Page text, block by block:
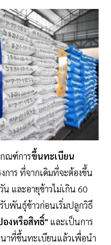
ณฑ์การขึ้นทะเบียน
การ ที่จากเดิมที่จะต้องขึ้น
และอายุข้าวไม่เกิน 60
บพันธุ์ข้าวก่อนเริ่มปลูกวิธี
องหรือสิทธิ์" และเป็นการ
นาที่ขึ้นทะเบียนแล้วเพื่อนำ